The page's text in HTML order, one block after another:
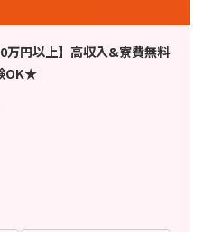
万円以上】高収入&寮費無料
OK★